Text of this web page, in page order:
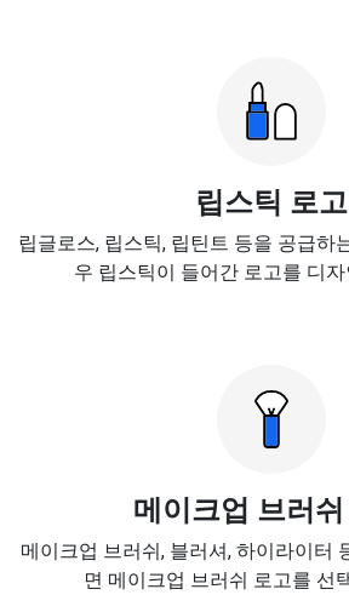
립스틱 로고
립글로스, 립스틱, 립틴트 등을 공급하
우 립스틱이 들어간 로고를 디
메이크업 브러
메이크업 브러쉬, 블러셔, 하이라이터
면 메이크업 브러쉬 로고를 선